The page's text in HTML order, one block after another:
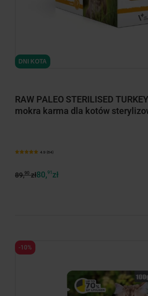
DNI KOTA
RAW PALEO STERILISED
mokra karma dla kotów
4.9 (64)
89,90zł80,91 zł
-10%